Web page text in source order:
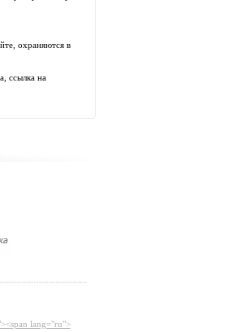
охраняются в
ссылка на
lang="ru">